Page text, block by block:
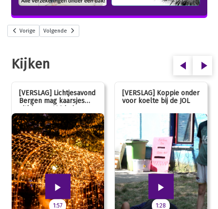
Vorige Volgende
Kijken
[VERSLAG] Lichtjesavond
Bergen mag kaarsjes
uitblazen: 100 jarig
jubileum!
1:57
[VERSLAG] Koppie onder
voor koelte bij de JOL
1:28